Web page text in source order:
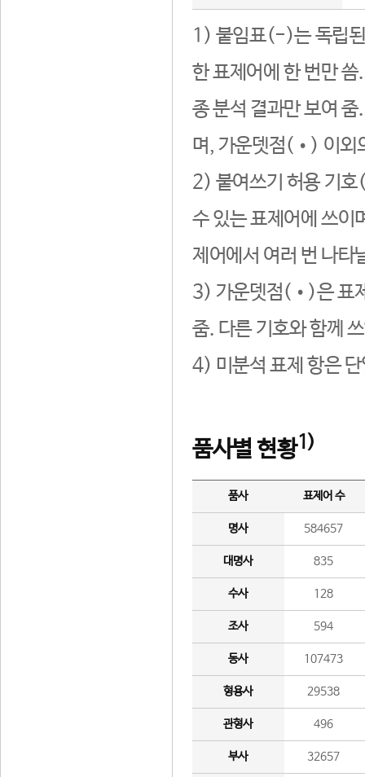
1) 붙임표(-)는 독립된
한 표제어에 한 번만
종 분석 결과만 보여
며, 가운뎃점(•) 이외
2) 붙여쓰기 허용 기호
수 있는 표제어에 쓰이
제어에서 여러 번 나타
3) 가운뎃점(•)은 표
줌. 다른 기호와 함께
4) 미분석 표제 항은
품사별 현황1)
품사 표제어 수
명사 584657
대명사 835
수사 128
조사 594
동사 107473
형용사 29538
관형사 496
부사 32657